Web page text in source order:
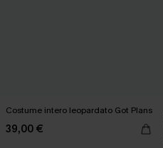
Costume intero leopardato Got Plans
39,00 €